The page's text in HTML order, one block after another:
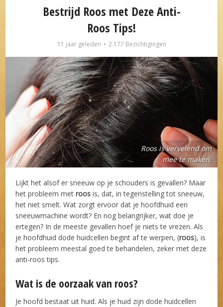
Bestrijd Roos met Deze Anti-
Roos Tips!
11 jaar geleden 2.177 Bezichtigingen
Roos is vervelend om
mee te maken.
Lijkt het alsof er sneeuw op je schouders is gevallen? Maar
het probleem metroos is, dat, in tegenstelling tot sneeuw,
het niet smelt. Wat zorgt ervoor dat je hoofdhuid een
sneeuwmachine wordt? En nog belangrijker, wat doe je
ertegen? In de meeste gevallen hoef je niets te vrezen. Als
je hoofdhuid dode huidcellen begint af te werpen, (roos), is
het probleem meestal goed te behandelen, zeker met deze
anti-roos tips.
Wat is de oorzaak van roos?
Je hoofd bestaat uit huid. Als je huid zijn dode huidcellen